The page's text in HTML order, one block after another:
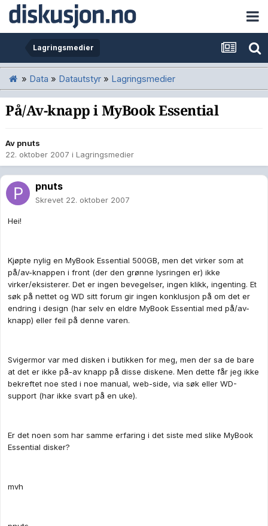
Lagringsmedier
» Data » Datautstyr » Lagringsmedier
På/Av-knapp i MyBook Essential
Av pnuts
22. oktober 2007 i Lagringsmedier
pnuts
Skrevet 22. oktober 2007
Hei!
Kjøpte nylig en MyBook Essential 500GB, men det virker som at
på/av-knappen i front (der den grønne lysringen er) ikke
virker/eksisterer. Det er ingen bevegelser, ingen klikk, ingenting. Et
søk på nettet og WD sitt forum gir ingen konklusjon på om det er
endring i design (har selv en eldre MyBook Essential med på/av-
knapp) eller feil på denne varen.
Svigermor var med disken i butikken for meg, men der sa de bare
at det er ikke på-av knapp på disse diskene. Men dette får jeg ikke
bekreftet noe sted i noe manual, web-side, via søk eller WD-
support (har ikke svart på en uke).
Er det noen som har samme erfaring i det siste med slike MyBook
Essential disker?
mvh